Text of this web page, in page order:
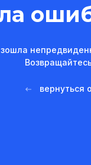
вернуться